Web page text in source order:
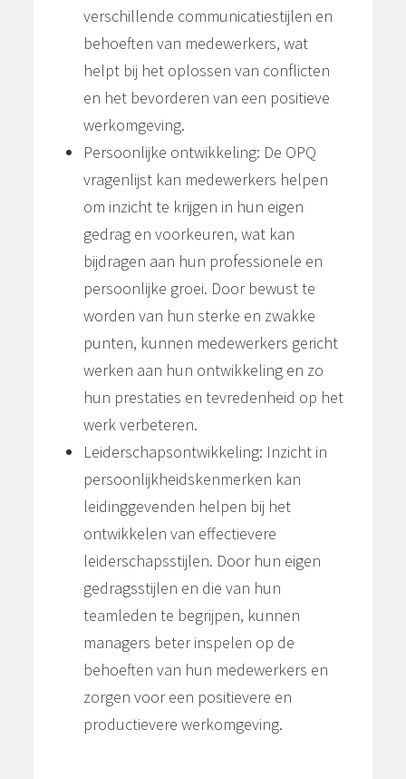
verschillende communicatiestijlen en
behoeften van medewerkers, wat
helpt bij het oplossen van conflicten
en het bevorderen van een positieve
werkomgeving.
Persoonlijke ontwikkeling: De OPQ
vragenlijst kan medewerkers helpen
om inzicht te krijgen in hun eigen
gedrag en voorkeuren, wat kan
bijdragen aan hun professionele en
persoonlijke groei. Door bewust te
worden van hun sterke en zwakke
punten, kunnen medewerkers gericht
werken aan hun ontwikkeling en zo
hun prestaties en tevredenheid op het
werk verbeteren.
Leiderschapsontwikkeling: Inzicht in
persoonlijkheidskenmerken kan
leidinggevenden helpen bij het
ontwikkelen van effectievere
leiderschapsstijlen. Door hun eigen
gedragsstijlen en die van hun
teamleden te begrijpen, kunnen
managers beter inspelen op de
behoeften van hun medewerkers en
zorgen voor een positievere en
productievere werkomgeving.